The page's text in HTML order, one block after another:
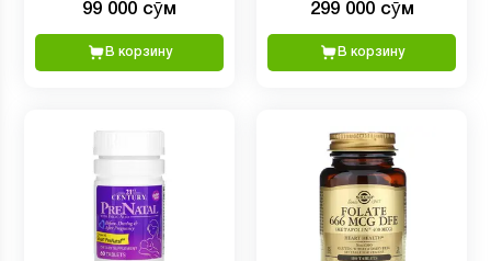
99 000 сӯм
В корзину
299 000 сӯм
В корзину